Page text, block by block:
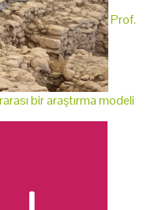
Prof.
bir araştırma modeli